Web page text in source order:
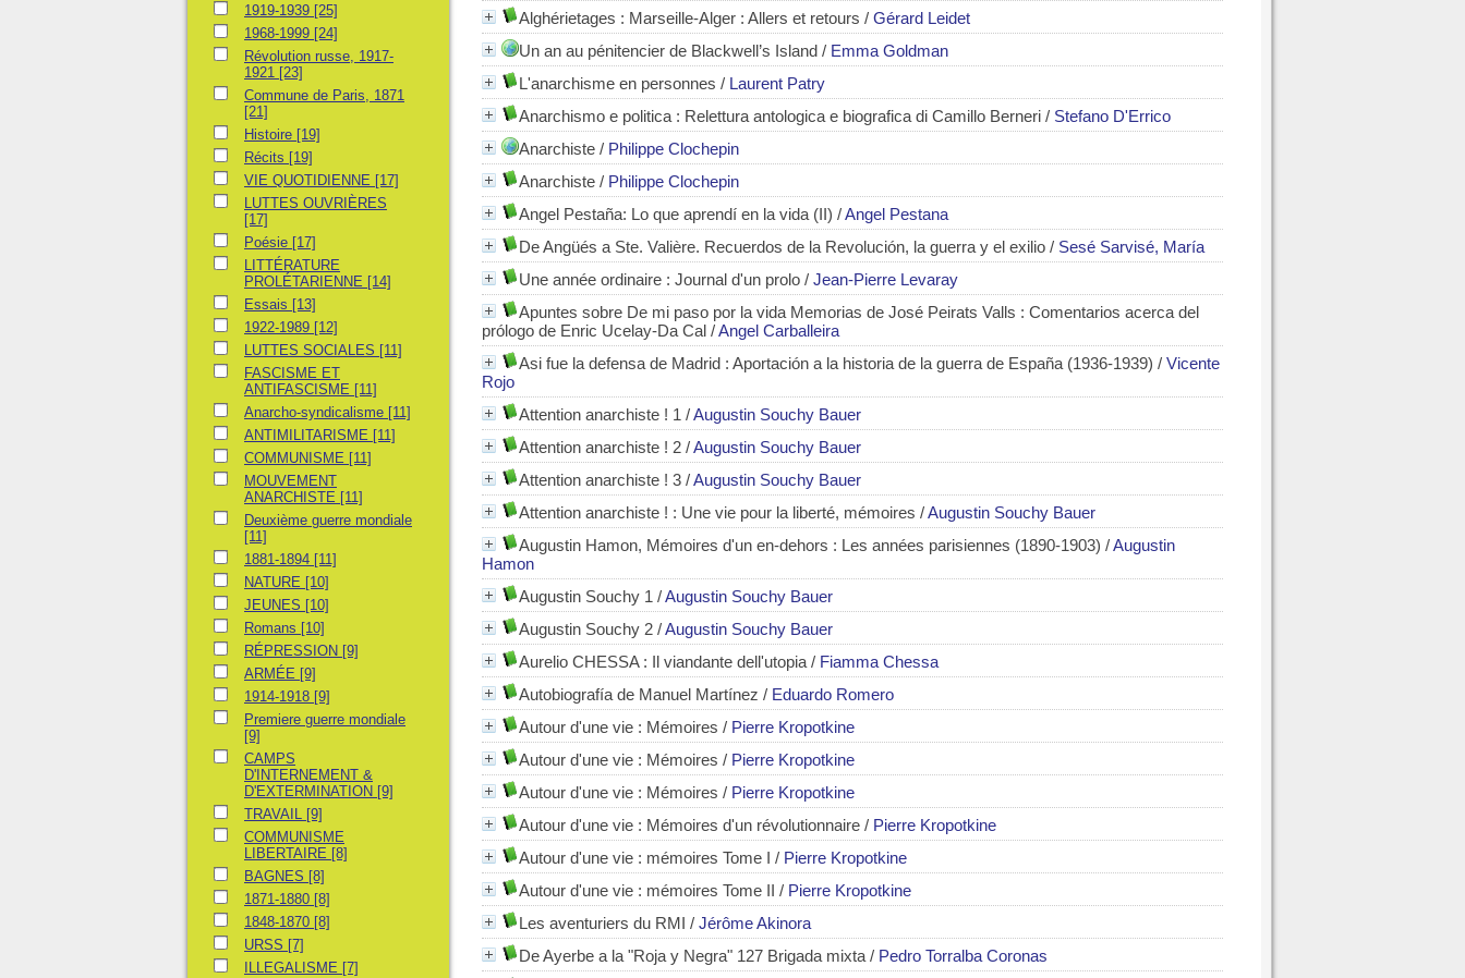
Alghérietages : Marseille-Alger : Allers et retours / Gérard Leidet
Un an au pénitencier de Blackwell’s Island / Emma Goldman
L'anarchisme en personnes / Laurent Patry
Anarchismo e politica : Relettura antologica e biografica di Camillo Berneri / Stefano D'Errico
Anarchiste / Philippe Clochepin
Anarchiste / Philippe Clochepin
Angel Pestaña: Lo que aprendí en la vida (II) /Angel Pestana
De Angüés a Ste. Valière. Recuerdos de la Revolución, la guerra y el exilio / Sesé Sarvisé, María
Une année ordinaire : Journal d'un prolo / Jean-Pierre Levaray
Apuntes sobre De mi paso por la vida Memorias de José Peirats Valls : Comentarios acerca del
prólogo de Enric Ucelay-Da Cal /Angel Carballeira
Asi fue la defensa de Madrid : Aportación a la historia de la guerra de España (1936-1939) / Vicente
Rojo
Attention anarchiste ! 1 /Augustin Souchy Bauer
Attention anarchiste ! 2 /Augustin Souchy Bauer
Attention anarchiste ! 3 /Augustin Souchy Bauer
Attention anarchiste ! : Une vie pour la liberté, mémoires /Augustin Souchy Bauer
Augustin Hamon, Mémoires d'un en-dehors : Les années parisiennes (1890-1903) /Augustin
Hamon
Augustin Souchy 1 /Augustin Souchy Bauer
Augustin Souchy 2 /Augustin Souchy Bauer
Aurelio CHESSA: Il viandante dell'utopia / Fiamma Chessa
Autobiografía de Manuel Martínez / Eduardo Romero
Autour d'une vie : Mémoires / Pierre Kropotkine
Autour d'une vie : Mémoires / Pierre Kropotkine
Autour d'une vie : Mémoires / Pierre Kropotkine
Autour d'une vie : Mémoires d'un révolutionnaire / Pierre Kropotkine
Autour d'une vie : mémoires Tome I / Pierre Kropotkine
Autour d'une vie : mémoires Tome II / Pierre Kropotkine
Les aventuriers du RMI / Jérôme Akinora
De Ayerbe a la "Roja y Negra" 127 Brigada mixta / Pedro Torralba Coronas
1919-19391919-1939 [25]
1968-19991968-1999 [24]
Révolution russe, 1917-1921
Révolution russe, 1917-
1921 [23]
Commune de Paris, 1871
Commune de Paris, 1871
[21]
HistoireHistoire [19]
RécitsRécits [19]
VIE QUOTIDIENNE
VIE QUOTIDIENNE [17]
LUTTES OUVRIÈRES
LUTTES OUVRIÈRES
[17]
PoésiePoésie [17]
LITTÉRATURE PROLÉTARIENNE
LITTÉRATURE
PROLÉTARIENNE [14]
EssaisEssais [13]
1922-19891922-1989 [12]
LUTTES SOCIALES
LUTTES SOCIALES [11]
FASCISME ET ANTIFASCISME
FASCISME ET
ANTIFASCISME [11]
Anarcho-syndicalisme
Anarcho-syndicalisme [11]
ANTIMILITARISME
ANTIMILITARISME [11]
COMMUNISME
COMMUNISME [11]
MOUVEMENT ANARCHISTE
MOUVEMENT
ANARCHISTE [11]
Deuxième guerre mondiale
Deuxième guerre mondiale
[11]
1881-18941881-1894 [11]
NATURENATURE [10]
JEUNESJEUNES [10]
RomansRomans [10]
RÉPRESSION
RÉPRESSION [9]
ARMÉEARMÉE [9]
1914-19181914-1918 [9]
Premiere guerre mondiale
Premiere guerre mondiale
[9]
CAMPS D'INTERNEMENT & D'EXTERMINATION
CAMPS
D'INTERNEMENT &
D'EXTERMINATION [9]
TRAVAILTRAVAIL [9]
COMMUNISME LIBERTAIRE
COMMUNISME
LIBERTAIRE [8]
BAGNESBAGNES [8]
1871-18801871-1880 [8]
1848-18701848-1870 [8]
URSSURSS [7]
ILLEGALISME
ILLEGALISME [7]